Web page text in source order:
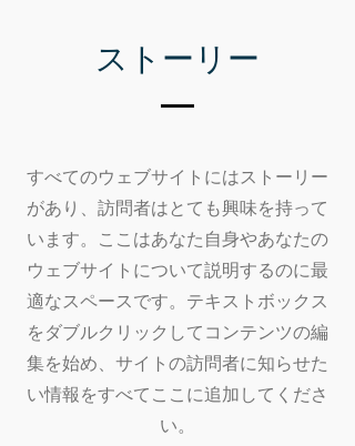
ストーリー
すべてのウェブサイトにはストーリー
があり、訪問者はとても興味を持って
います。ここはあなた自身やあなたの
ウェブサイトについて説明するのに最
適なスペースです。テキストボックス
をダブルクリックしてコンテンツの編
集を始め、サイトの訪問者に知らせた
い情報をすべてここに追加してくださ
い。